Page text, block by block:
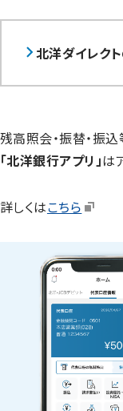
北洋ダイレク
残高照会・振替・振
「北洋銀行アプリ」は
詳しくはこちら